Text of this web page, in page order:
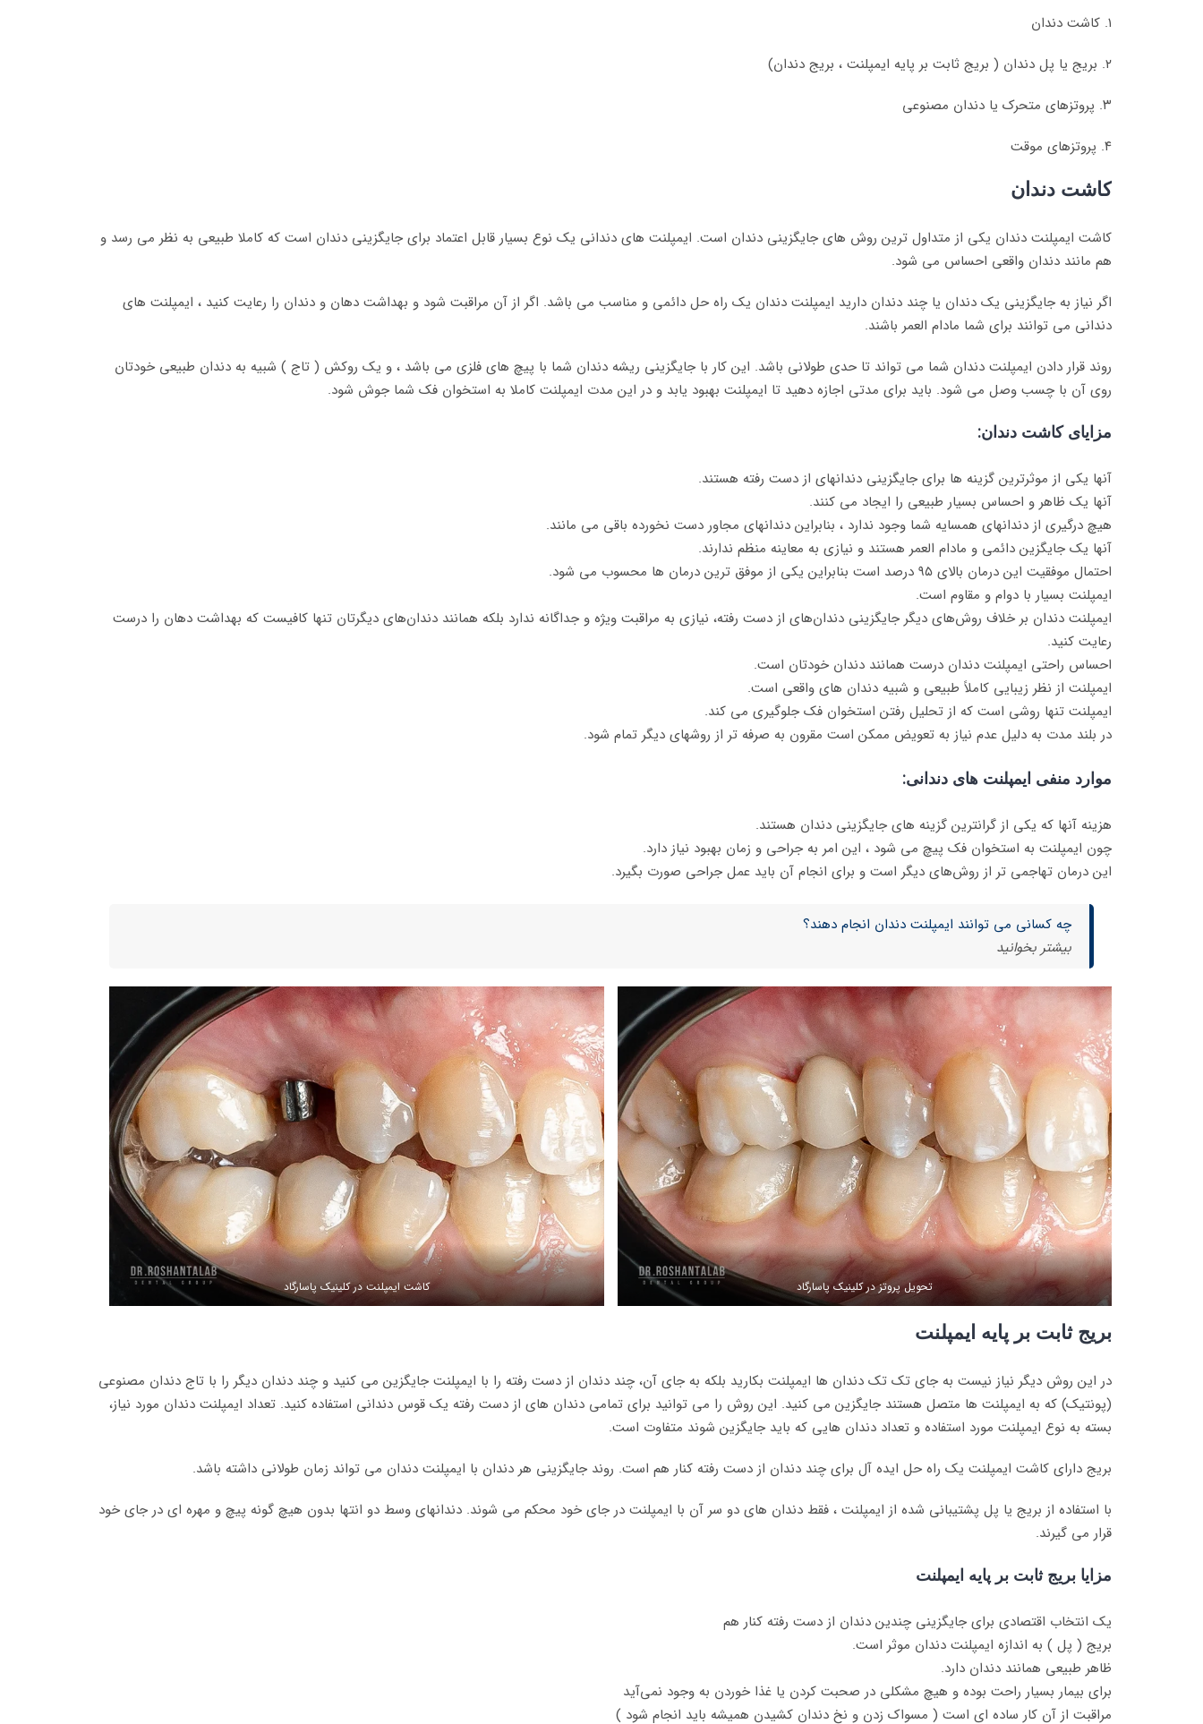
۱. کاشت دندان
۲. بریج یا پل دندان ( بریج ثابت بر پایه ایمپلنت ، بریج دندان)
۳. پروتزهای متحرک یا دندان مصنوعی
۴. پروتزهای موقت
کاشت دندان
کاشت ایمپلنت دندان یکی از متداول ترین روش های جایگزینی دندان است. ایمپلنت های دندانی یک نوع بسیار قابل اعتماد برای جایگزینی دندان است که کاملا طبیعی به نظر می رسد و
هم مانند دندان واقعی احساس می شود.
اگر نیاز به جایگزینی یک دندان یا چند دندان دارید ایمپلنت دندان یک راه حل دائمی و مناسب می باشد. اگر از آن مراقبت شود و بهداشت دهان و دندان را رعایت کنید ، ایمپلنت های
دندانی می توانند برای شما مادام العمر باشند.
روند قرار دادن ایمپلنت دندان شما می تواند تا حدی طولانی باشد. این کار با جایگزینی ریشه دندان شما با پیچ های فلزی می باشد ، و یک روکش ( تاج ) شبیه به دندان طبیعی خودتان
روی آن با چسب وصل می شود. باید برای مدتی اجازه دهید تا ایمپلنت بهبود یابد و در این مدت ایمپلنت کاملا به استخوان فک شما جوش شود.
مزایای کاشت دندان:
آنها یکی از موثرترین گزینه ها برای جایگزینی دندانهای از دست رفته هستند.
آنها یک ظاهر و احساس بسیار طبیعی را ایجاد می کنند.
هیچ درگیری از دندانهای همسایه شما وجود ندارد ، بنابراین دندانهای مجاور دست نخورده باقی می مانند.
آنها یک جایگزین دائمی و مادام العمر هستند و نیازی به معاینه منظم ندارند.
احتمال موفقیت این درمان بالای ۹۵ درصد است بنابراین یکی از موفق ترین درمان ها محسوب می شود.
ایمپلنت بسیار با دوام و مقاوم است.
ایمپلنت دندان بر خلاف روش‌های دیگر جایگزینی دندان‌های از دست رفته، نیازی به مراقبت ویژه و جداگانه ندارد بلکه همانند دندان‌های دیگرتان تنها کافیست که بهداشت دهان را درست
رعایت کنید.
احساس راحتی ایمپلنت دندان درست همانند دندان خودتان است.
ایمپلنت از نظر زیبایی کاملاً طبیعی و شبیه دندان های واقعی است.
ایمپلنت تنها روشی است که از تحلیل رفتن استخوان فک جلوگیری می کند.
در بلند مدت به دلیل عدم نیاز به تعویض ممکن است مقرون به صرفه تر از روشهای دیگر تمام شود.
موارد منفی ایمپلنت های دندانی:
هزینه آنها که یکی از گرانترین گزینه های جایگزینی دندان هستند.
چون ایمپلنت به استخوان فک پیچ می شود ، این امر به جراحی و زمان بهبود نیاز دارد.
این درمان تهاجمی تر از روش‌های دیگر است و برای انجام آن باید عمل جراحی صورت بگیرد.
چه کسانی می توانند ایمپلنت دندان انجام دهند؟
بیشتر بخوانید
تحویل پروتز در کلینیک پاسارگاد کاشت ایمپلنت در کلینیک پاسارگاد
بریج ثابت بر پایه ایمپلنت
در این روش دیگر نیاز نیست به جای تک تک دندان ها ایمپلنت بکارید بلکه به جای آن، چند دندان از دست رفته را با ایمپلنت جایگزین می کنید و چند دندان دیگر را با تاج دندان مصنوعی
(پونتیک) که به ایمپلنت ها متصل هستند جایگزین می کنید. این روش را می توانید برای تمامی دندان های از دست رفته یک قوس دندانی استفاده کنید. تعداد ایمپلنت دندان مورد نیاز،
بسته به نوع ایمپلنت مورد استفاده و تعداد دندان هایی که باید جایگزین شوند متفاوت است.
بریج دارای کاشت ایمپلنت یک راه حل ایده آل برای چند دندان از دست رفته کنار هم است. روند جایگزینی هر دندان با ایمپلنت دندان می تواند زمان طولانی داشته باشد.
با استفاده از بریج یا پل پشتیبانی شده از ایمپلنت ، فقط دندان های دو سر آن با ایمپلنت در جای خود محکم می شوند. دندانهای وسط دو انتها بدون هیچ گونه پیچ و مهره ای در جای خود
قرار می گیرند.
مزایا بریج ثابت بر پایه ایمپلنت
یک انتخاب اقتصادی برای جایگزینی چندین دندان از دست رفته کنار هم
بریج ( پل ) به اندازه ایمپلنت دندان موثر است.
ظاهر طبیعی همانند دندان دارد.
برای بیمار بسیار راحت بوده و هیچ مشکلی در صحبت کردن یا غذا خوردن به وجود نمی‌آید
مراقبت از آن کار ساده ای است ( مسواک زدن و نخ دندان کشیدن همیشه باید انجام شود )